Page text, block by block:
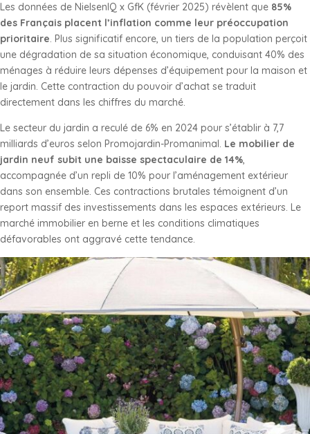
Les données de NielsenIQ x GfK (février 2025) révèlent que 85%
des Français placent l’inflation comme leur préoccupation
prioritaire. Plus significatif encore, un tiers de la population perçoit
une dégradation de sa situation économique, conduisant 40% des
ménages à réduire leurs dépenses d’équipement pour la maison et
le jardin. Cette contraction du pouvoir d’achat se traduit
directement dans les chiffres du marché.
Le secteur du jardin a reculé de 6% en 2024 pour s’établir à 7,7
milliards d’euros selon Promojardin-Promanimal. Le mobilier de
jardin neuf subit une baisse spectaculaire de 14%,
accompagnée d’un repli de 10% pour l’aménagement extérieur
dans son ensemble. Ces contractions brutales témoignent d’un
report massif des investissements dans les espaces extérieurs. Le
marché immobilier en berne et les conditions climatiques
défavorables ont aggravé cette tendance.